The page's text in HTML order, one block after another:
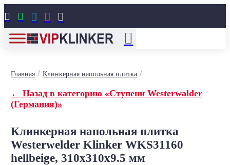
    
Главная/ Клинкерная напольная плитка/
← Назад в категорию «Ступени Westerwalder
(Германия)»
Клинкерная напольная плитка
Westerwelder Klinker WKS31160
hellbeige, 310x310x9.5 мм